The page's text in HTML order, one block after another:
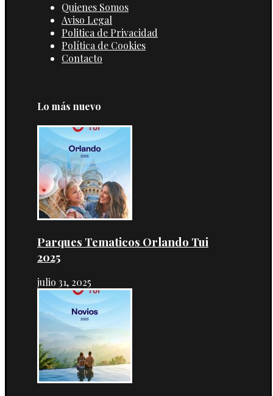
Quienes Somos
Aviso Legal
Politica de Privacidad
Política de Cookies
Contacto
Lo más nuevo
Parques Tematicos Orlando Tui
2025
julio 31, 2025